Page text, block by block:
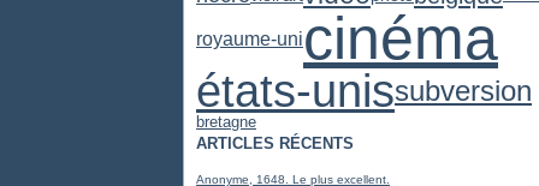
royaume-unicinéma
états-unissubversion
bretagne
ARTICLES RÉCENTS
Anonyme, 1648. Le plus excellent.